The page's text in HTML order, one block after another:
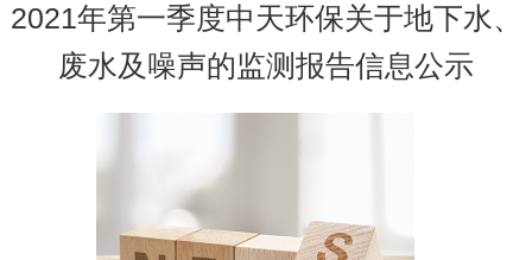
2021年第一季度中天环保关于地下水、
废水及噪声的监测报告信息公示